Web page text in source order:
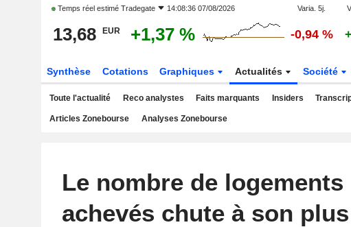
Temps réel estimé Tradegate 14:08:36 07/08/2026 Varia. 5j.
13,68 EUR +1,37 % -0,94 %
Synthèse Cotations Graphiques Actualités Société
Toute l'actualité Reco analystes Faits marquants Insiders
Articles Zonebourse Analyses Zonebourse
Le nombre de logements
achevés chute à son